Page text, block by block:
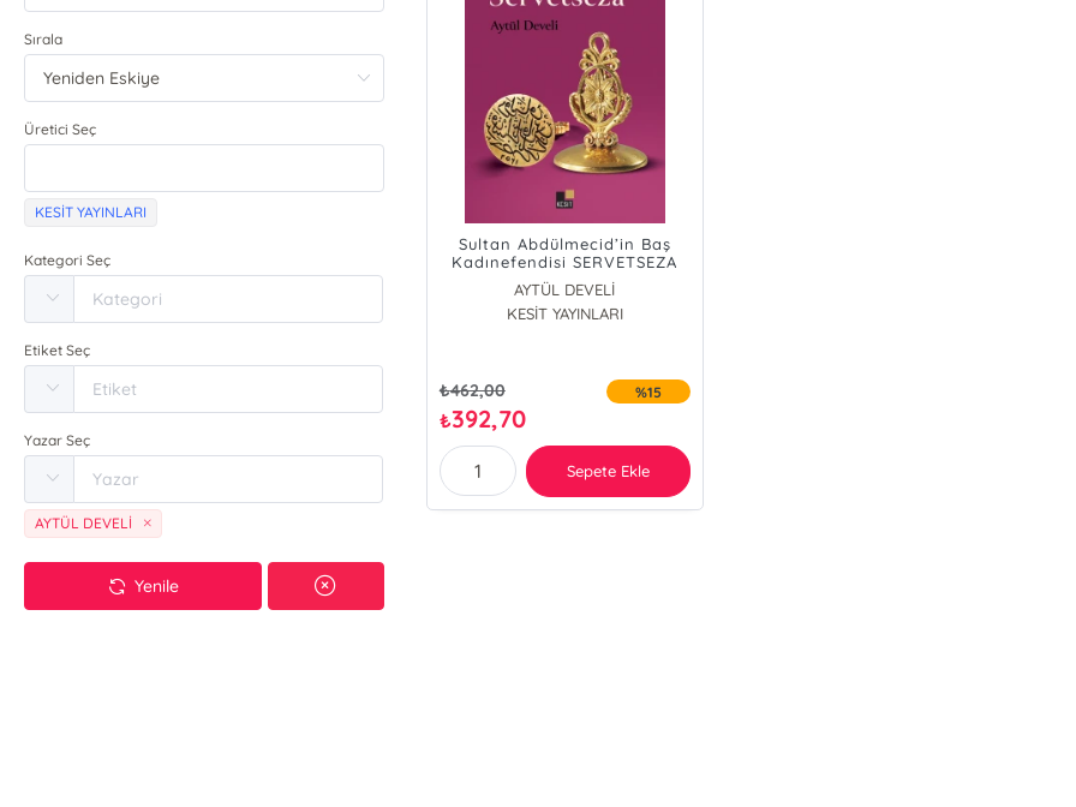
Sırala
Üretici Seç
KESİT YAYINLARI
Kategori Seç
Etiket Seç
Yazar Seç
AYTÜL DEVELİ
Yenile
Sultan Abdülmecid’in Baş
Kadınefendisi SERVETSEZA
AYTÜL DEVELİ
KESİT YAYINLARI
₺462,00
₺392,70
%15
Sepete Ekle